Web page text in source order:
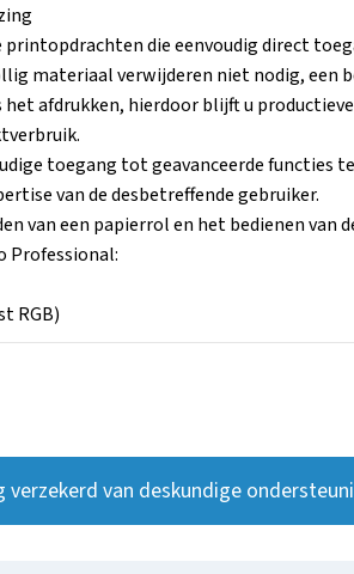
die eenvoudig direct
materiaal verwijderen niet nodig, een
afdrukken, hierdoor blijft u
toegang tot geavanceerde functies
van de desbetreffende gebruiker.
van een papierrol en het bedienen van
Professional:
RGB)
verzekerd van deskundige